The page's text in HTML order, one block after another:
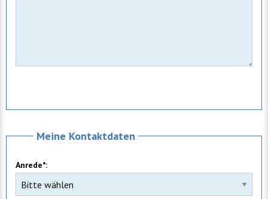
Meine Kontaktdaten
Anrede*: